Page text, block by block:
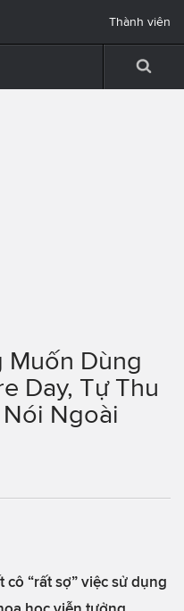
Thành viên
Muốn Dùng
Day, Tự Thu
Ngoài
cô “rất sợ” việc sử dụng